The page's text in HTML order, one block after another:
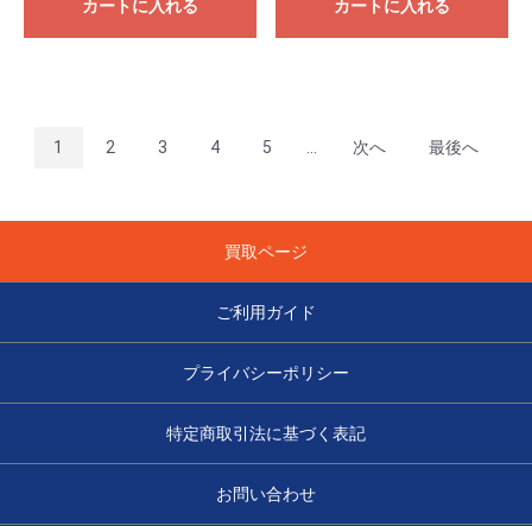
カートに入れる カートに入れる
1 2 3 4 5 次へ 最後へ
買取ページ
ご利用ガイド
プライバシーポリシー
特定商取引法に基づく表記
お問い合わせ